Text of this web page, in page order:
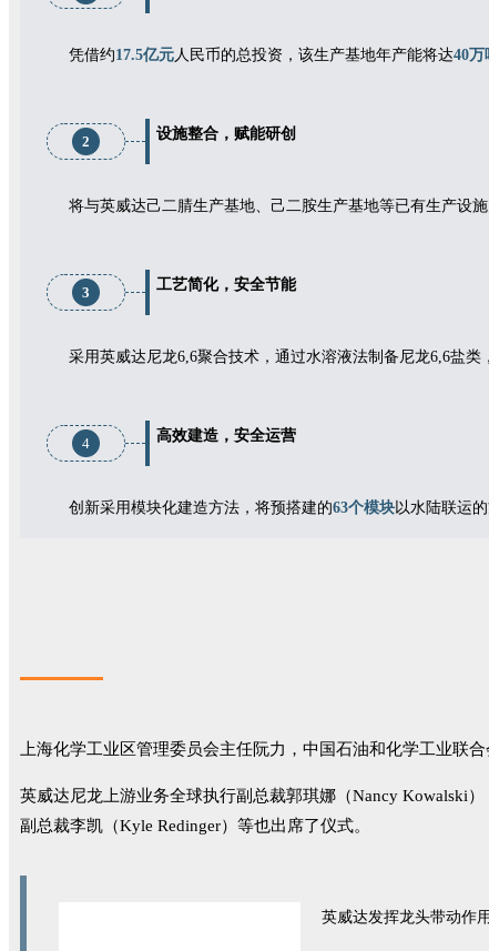
凭借约17.5亿元人民币的总投资，该生产基地年产能将达40万
2 设施整合，赋能研创
将与英威达己二腈生产基地、己二胺生产基地等已有生产设
3 工艺简化，安全节能
采用英威达尼龙6,6聚合技术，通过水溶液法制备尼龙6,6盐
4 高效建造，安全运营
创新采用模块化建造方法，将预搭建的63个模块以水陆联运
上海化学工业区管理委员会主任阮力，中国石油和化学工业联
英威达尼龙上游业务全球执行副总裁郭琪娜（Nancy Kowalski
副总裁李凯（Kyle Redinger）等也出席了仪式。
英威达发挥龙头带动作